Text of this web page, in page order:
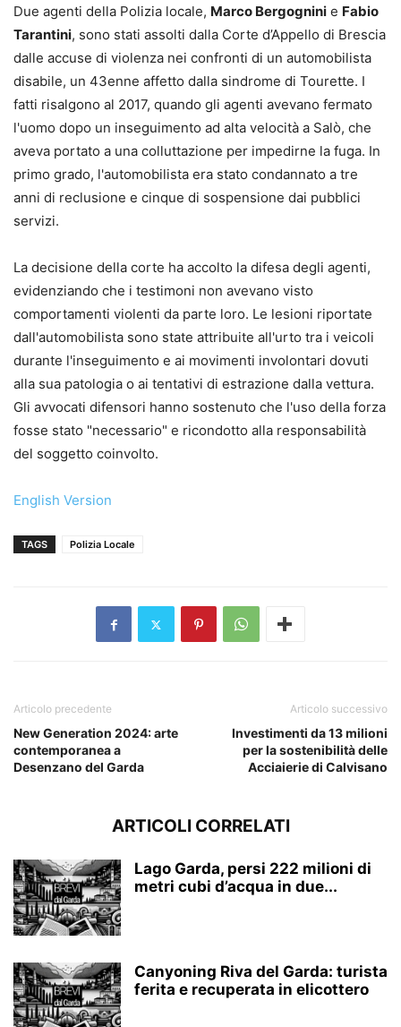
Due agenti della Polizia locale, Marco Bergognini e Fabio
Tarantini, sono stati assolti dalla Corte d’Appello di Brescia
dalle accuse di violenza nei confronti di un automobilista
disabile, un 43enne affetto dalla sindrome di Tourette. I
fatti risalgono al 2017, quando gli agenti avevano fermato
l'uomo dopo un inseguimento ad alta velocità a Salò, che
aveva portato a una colluttazione per impedirne la fuga. In
primo grado, l'automobilista era stato condannato a tre
anni di reclusione e cinque di sospensione dai pubblici
servizi.
La decisione della corte ha accolto la difesa degli agenti,
evidenziando che i testimoni non avevano visto
comportamenti violenti da parte loro. Le lesioni riportate
dall'automobilista sono state attribuite all'urto tra i veicoli
durante l'inseguimento e ai movimenti involontari dovuti
alla sua patologia o ai tentativi di estrazione dalla vettura.
Gli avvocati difensori hanno sostenuto che l'uso della forza
fosse stato "necessario" e ricondotto alla responsabilità
del soggetto coinvolto.
English Version
TAGS Polizia Locale
Articolo precedente
New Generation 2024: arte
contemporanea a
Desenzano del Garda
Articolo successivo
Investimenti da 13 milioni
per la sostenibilità delle
Acciaierie di Calvisano
ARTICOLI CORRELATI
Lago Garda, persi 222 milioni di
metri cubi d’acqua in due...
Canyoning Riva del Garda: turista
ferita e recuperata in elicottero